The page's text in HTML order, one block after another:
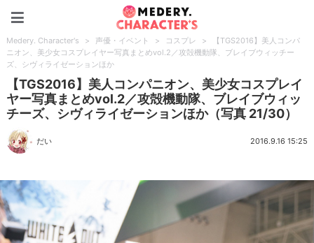
Medery. Character's > 声優・イベント > コスプレ >
【TGS2016】美人コンパ
ニオン、美少女コスプレイヤー写真まとめvol.2／攻殻機動隊、ブレイブウィッチー
ズ、シヴィライゼーションほか
【TGS2016】美人コンパニオン、美少女コスプレイ
ヤー写真まとめvol.2／攻殻機動隊、ブレイブウィッ
チーズ、シヴィライゼーションほか（写真 21/30）
だい 2016.9.16 15:25